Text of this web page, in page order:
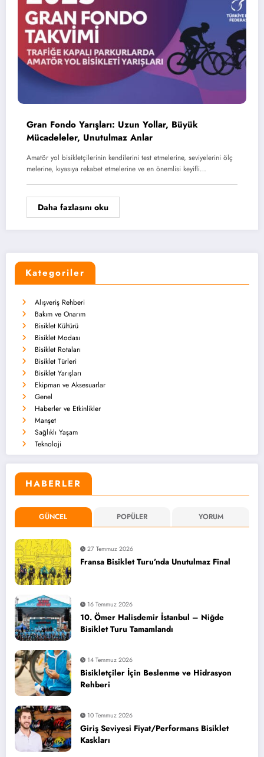
Gran Fondo Yarışları: Uzun Yollar, Büyük
Mücadeleler, Unutulmaz Anlar
Amatör yol bisikletçilerinin kendilerini test etmelerine, seviyelerini ölç
melerine, kıyasıya rekabet etmelerine ve en önemlisi keyifli…
Daha fazlasını oku
Kategoriler
Alışveriş Rehberi
Bakım ve Onarım
Bisiklet Kültürü
Bisiklet Modası
Bisiklet Rotaları
Bisiklet Türleri
Bisiklet Yarışları
Ekipman ve Aksesuarlar
Genel
Haberler ve Etkinlikler
Manşet
Sağlıklı Yaşam
Teknoloji
HABERLER
GÜNCEL POPÜLER YORUM
27 Temmuz 2026
Fransa Bisiklet Turu’nda Unutulmaz Final
16 Temmuz 2026
10. Ömer Halisdemir İstanbul – Niğde
Bisiklet Turu Tamamlandı
14 Temmuz 2026
Bisikletçiler İçin Beslenme ve Hidrasyon
Rehberi
10 Temmuz 2026
Giriş Seviyesi Fiyat/Performans Bisiklet
Kaskları